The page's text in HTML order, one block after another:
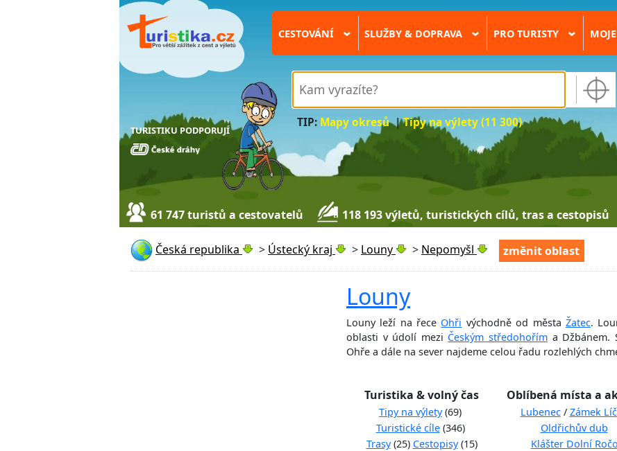
TURISTIKU PODPORUJÍ
CESTOVÁNÍ › SLUŽBY & DOPRAVA › PRO TURISTY ›
TIP: Mapy okresů|Tipy na výlety (11 300)
61 747 turistů a cestovatelů 118 193 výletů, turistických cílů, tras a cestopisů
Česká republika > Ústecký kraj > Louny > Nepomyšl změnit oblast
Louny
Louny leží na řece Ohři východně od města Žatec.
oblasti v údolí mezi Českým středohoříma Džbánem.
Ohře a dále na sever najdeme celou řadu rozlehlých
Turistika & volný čas Oblíbená místa a
Tipy na výlety(69) Lubenec/ Zámek
Turistické cíle(346) Oldřichův dub
Trasy(25) Cestopisy(15) Klášter Dolní